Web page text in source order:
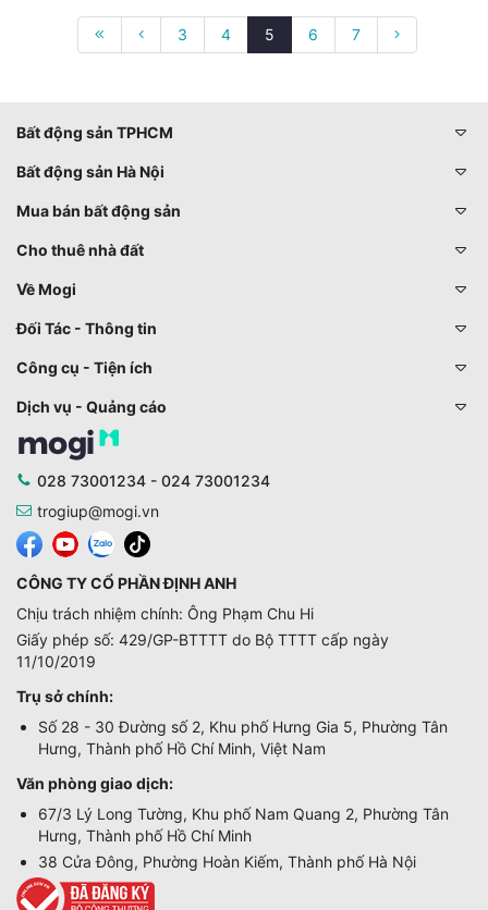
3 4 5 6 7
Bất động sản TPHCM
Bất động sản Hà Nội
Mua bán bất động sản
Cho thuê nhà đất
Về Mogi
Đối Tác - Thông tin
Công cụ - Tiện ích
Dịch vụ - Quảng cáo
028 73001234 - 024 73001234
trogiup@mogi.vn
CÔNG TY CỔ PHẦN ĐỊNH ANH
Chịu trách nhiệm chính: Ông Phạm Chu Hi
Giấy phép số: 429/GP-BTTTT do Bộ TTTT cấp ngày
11/10/2019
Trụ sở chính:
Số 28 - 30 Đường số 2, Khu phố Hưng Gia 5, Phường Tân
Hưng, Thành phố Hồ Chí Minh, Việt Nam
Văn phòng giao dịch:
67/3 Lý Long Tường, Khu phố Nam Quang 2, Phường Tân
Hưng, Thành phố Hồ Chí Minh
38 Cửa Đông, Phường Hoàn Kiếm, Thành phố Hà Nội